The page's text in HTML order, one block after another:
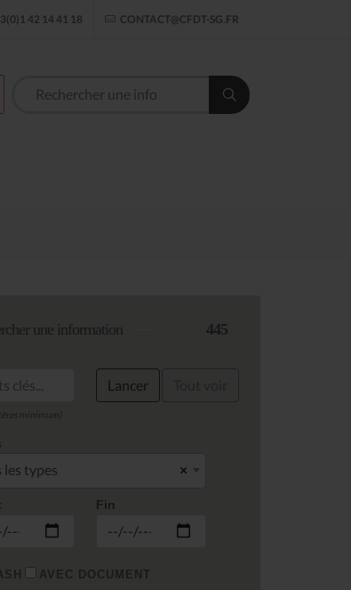
42 14 41 18 CONTACT@CFDT-SG.FR
une information 445
Lancer
×
les types
Fin
AVEC DOCUMENT